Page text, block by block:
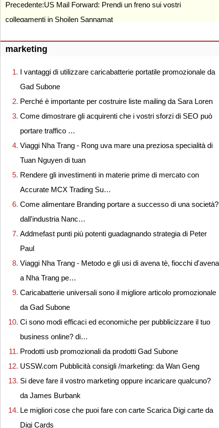
Precedente:US Mail Forward: Prendi un freno sui vostri
collegamenti in Shoilen Sannamat
marketing
I vantaggi di utilizzare caricabatterie portatile promozionale da
Gad Subone
Perché è importante per costruire liste mailing da Sara Loren
Come dimostrare gli acquirenti che i vostri sforzi di SEO può
portare traffico …
Viaggi Nha Trang - Rong uva mare una preziosa specialità di
Tuan Nguyen di tuan
Rendere gli investimenti in materie prime di mercato con
Accurate MCX Trading Su…
Come alimentare Branding portare a successo di una società?
dall'industria Nanc…
Addmefast punti più potenti guadagnando strategia di Peter
Paul
Viaggi Nha Trang - Metodo e gli usi di avena tè, fiocchi d'avena
a Nha Trang pe…
Caricabatterie universali sono il migliore articolo promozionale
da Gad Subone
Ci sono modi efficaci ed economiche per pubblicizzare il tuo
business online? di…
Prodotti usb promozionali da prodotti Gad Subone
USSW.com Pubblicità consigli /marketing: da Wan Geng
Si deve fare il vostro marketing oppure incaricare qualcuno?
da James Burbank
Le migliori cose che puoi fare con carte Scarica Digi carte da
Digi Cards